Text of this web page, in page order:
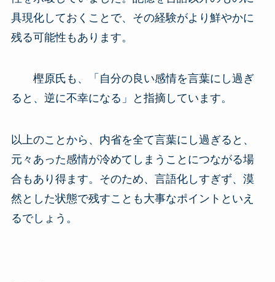
具現化しておくことで、その経験がより鮮やかに
残る可能性もあります。
樫原氏も、「自分の良い感情を言葉にし過ぎ
ると、逆に不幸になる」と指摘しています。
以上のことから、内省を全て言葉にし過ぎると、
元々あった感情が冷めてしまうことにつながる場
合もあり得ます。そのため、言語化しすぎず、漠
然とした状態で残すことも大事なポイントといえ
るでしょう。